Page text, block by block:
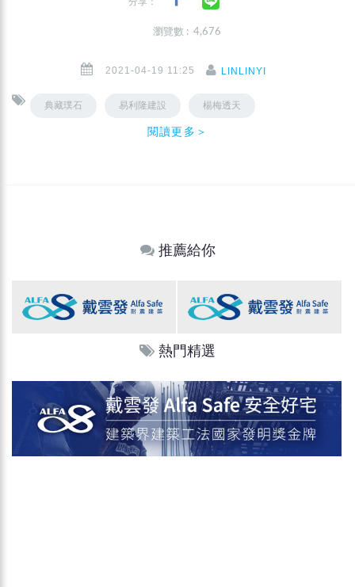
瀏覽數 : 4,676
2021-04-19 11:25 LINLINYI
典藏璞石 易利隆建設 楊梅透天
閱讀更多＞
推薦給你
熱門精選